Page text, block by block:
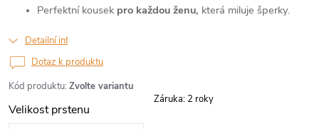
Kód produktu: Zvolte variantu
Perfektní kousek pro každou ženu, která miluje šperky.
Detailní informace
Velikost prstenu
Dotaz k produktu
Záruka: 2 roky